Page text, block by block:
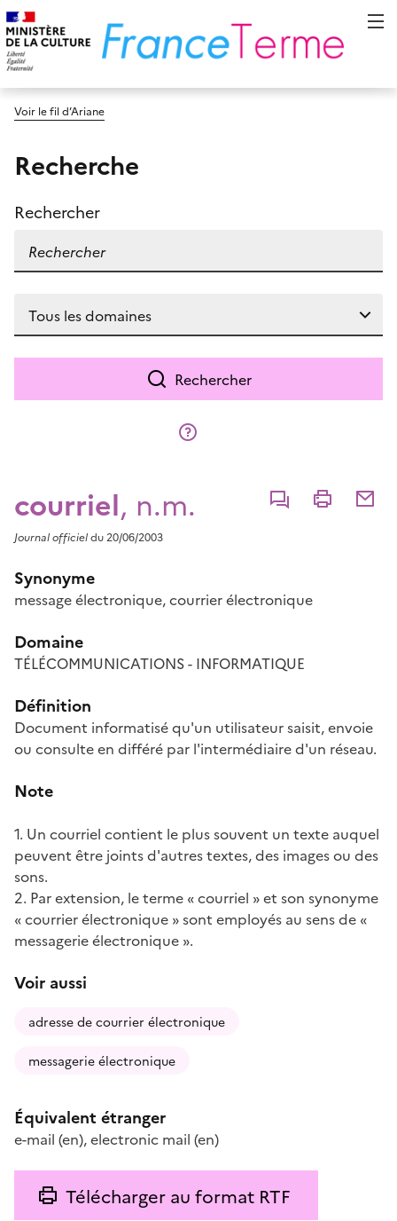
Voir le fil d’Ariane
Recherche
Rechercher
Rechercher
courriel, n.m. CommenterImprimer
Journal officieldu 20/06/2003
Synonyme
message électronique,courrier électronique
Domaine
TÉLÉCOMMUNICATIONS - INFORMATIQUE
Définition
Document informatisé qu'un utilisateur saisit, envoie
ou consulte en différé par l'intermédiaire d'un réseau.
Note
1. Un courriel contient le plus souvent un texte auquel
peuvent être joints d'autres textes, des images ou des
sons.
2. Par extension, le terme « courriel » et son synonyme
« courrier électronique » sont employés au sens de «
messagerie électronique ».
Voir aussi
adresse de courrier électronique
messagerie électronique
Équivalent étranger
e-mail (en),electronic mail (en)
Télécharger au format RTF